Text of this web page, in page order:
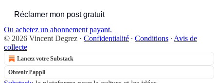
Réclamer mon post gratuit
Ou achetez un abonnement payant.
© 2026 Vincent Degrez · Confidentialité ∙ Conditions ∙ Avis de
collecte
Lancez votre Substack
Obtenir l’appli